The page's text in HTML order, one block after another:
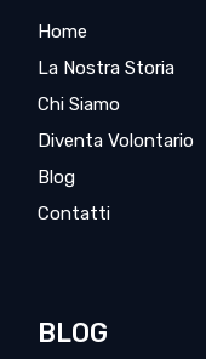
Home
La Nostra Storia
Chi Siamo
Diventa Volontario
Blog
Contatti
BLOG